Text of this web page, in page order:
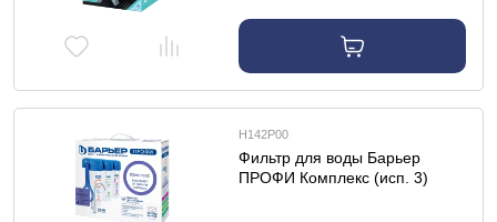
Н142Р00
Фильтр для воды Барьер
ПРОФИ Комплекс (исп. 3)